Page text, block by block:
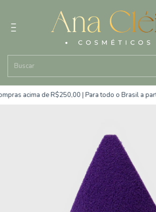
acima de R$250,00 | Para todo o Brasil a partir